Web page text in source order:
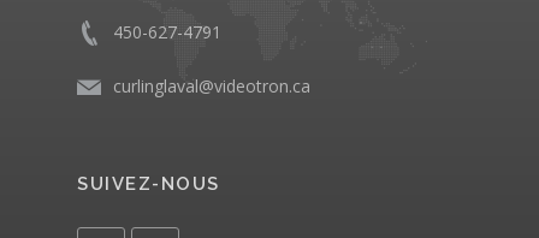
450-627-4791
curlinglaval@videotron.ca
SUIVEZ-NOUS